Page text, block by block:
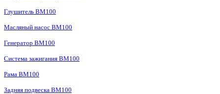
Глушитель BM100
Масляный насос BM100
Генератор BM100
Система зажигания BM100
Рама BM100
Задняя подвеска BM100